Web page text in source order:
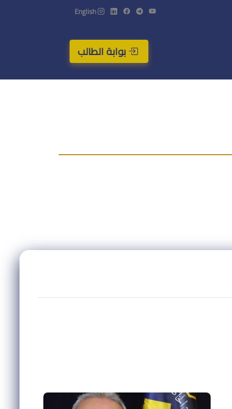
English
بوابة الطالب